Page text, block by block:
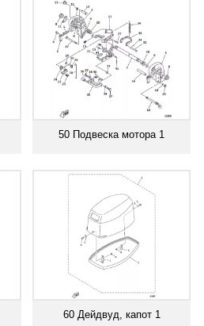
50 Подвеска мотора 1
60 Дейдвуд, капот 1